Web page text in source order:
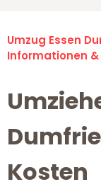
Umzug Essen
Informationen
Kosten